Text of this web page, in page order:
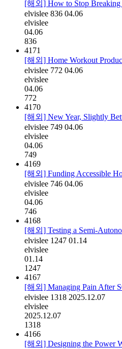
[해외] How to Stop Breaking
elvislee 836 04.06
elvislee
04.06
836
4171
[해외] Home Workout
elvislee 772 04.06
elvislee
04.06
772
4170
[해외] New Year, Slightly
elvislee 749 04.06
elvislee
04.06
749
4169
[해외] Funding Accessible
elvislee 746 04.06
elvislee
04.06
746
4168
[해외] Testing a Semi-
elvislee 1247 01.14
elvislee
01.14
1247
4167
[해외] Managing Pain After
elvislee 1318 2025.12.07
elvislee
2025.12.07
1318
4166
[해외] Designing the Power